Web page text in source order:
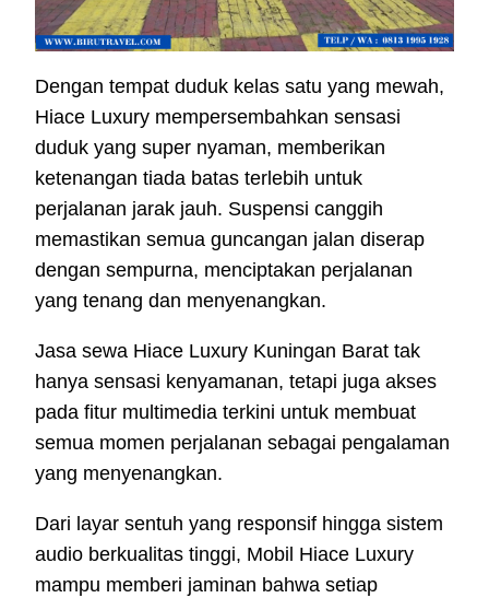
Dengan tempat duduk kelas satu yang mewah,
Hiace Luxury mempersembahkan sensasi
duduk yang super nyaman, memberikan
ketenangan tiada batas terlebih untuk
perjalanan jarak jauh. Suspensi canggih
memastikan semua guncangan jalan diserap
dengan sempurna, menciptakan perjalanan
yang tenang dan menyenangkan.
Jasa sewa Hiace Luxury Kuningan Barat tak
hanya sensasi kenyamanan, tetapi juga akses
pada fitur multimedia terkini untuk membuat
semua momen perjalanan sebagai pengalaman
yang menyenangkan.
Dari layar sentuh yang responsif hingga sistem
audio berkualitas tinggi, Mobil Hiace Luxury
mampu memberi jaminan bahwa setiap